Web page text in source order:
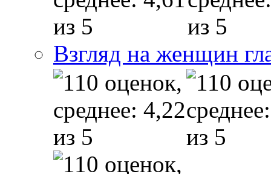
Взгляд на женщин